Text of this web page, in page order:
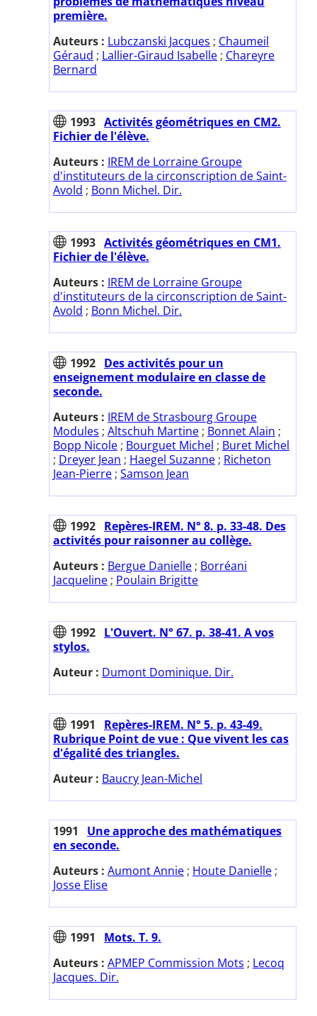
première.
Auteurs : Lubczanski Jacques ; Chaumeil
Géraud ; Lallier-Giraud Isabelle ; Chareyre
Bernard
1993 Activités géométriques en CM2.
Fichier de l'élève.
Auteurs : IREM de Lorraine Groupe
d'instituteurs de la circonscription de Saint-
Avold ; Bonn Michel. Dir.
1993 Activités géométriques en CM1.
Fichier de l'élève.
Auteurs : IREM de Lorraine Groupe
d'instituteurs de la circonscription de Saint-
Avold ; Bonn Michel. Dir.
1992 Des activités pour un
enseignement modulaire en classe de
seconde.
Auteurs : IREM de Strasbourg Groupe
Modules ; Altschuh Martine ; Bonnet Alain ;
Bopp Nicole ; Bourguet Michel ; Buret Michel
; Dreyer Jean ; Haegel Suzanne ; Richeton
Jean-Pierre ; Samson Jean
1992 Repères-IREM. N° 8. p. 33-48. Des
activités pour raisonner au collège.
Auteurs : Bergue Danielle ; Borréani
Jacqueline ; Poulain Brigitte
1992 L'Ouvert. N° 67. p. 38-41. A vos
stylos.
Auteur : Dumont Dominique. Dir.
1991
Repères-IREM. N° 5. p. 43-49.
Rubrique Point de vue : Que vivent les cas
d'égalité des triangles.
Auteur : Baucry Jean-Michel
1991
Une approche des mathématiques
en seconde.
Auteurs : Aumont Annie ; Houte Danielle ;
Josse Elise
1991
Mots. T. 9.
Auteurs : APMEP Commission Mots ; Lecoq
Jacques. Dir.